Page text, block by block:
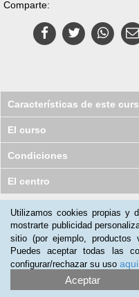
Comparte:
Características de este
El curso
Condiciones
El centro
Nuestros clientes opinan:
Graciela
El curso el completo solo le
Fatima Suarez
Utilizamos cookies propias y
mostrarte publicidad
sitio (por ejemplo, productos
Puedes aceptar todas las
configurar/rechazar su uso aqui
Aceptar